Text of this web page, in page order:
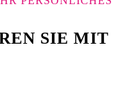
SIE MIT